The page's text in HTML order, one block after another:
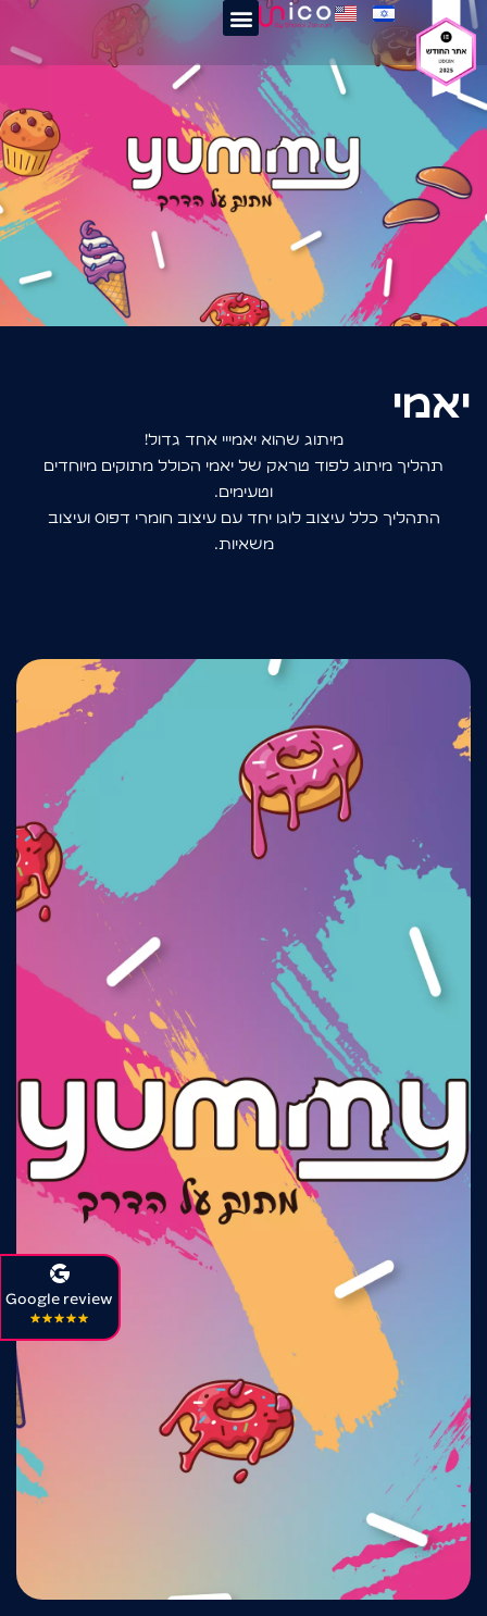
יאמי
מיתוג שהוא יאמייי אחד גדול!
תהליך מיתוג לפוד טראק של יאמי הכולל מתוקים מיוחדים
וטעימים.
התהליך כלל עיצוב לוגו יחד עם עיצוב חומרי דפוס ועיצוב
משאיות.
Google review